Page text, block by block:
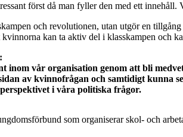
först då man fyller den med ett
och revolutionen, utan utgör en
kvinnorna kan ta aktiv del i klasskampen och
inom vår organisation genom att bli
av kvinnofrågan och samtidigt kunna
i våra politiska frågor.
som organiserar skol- och